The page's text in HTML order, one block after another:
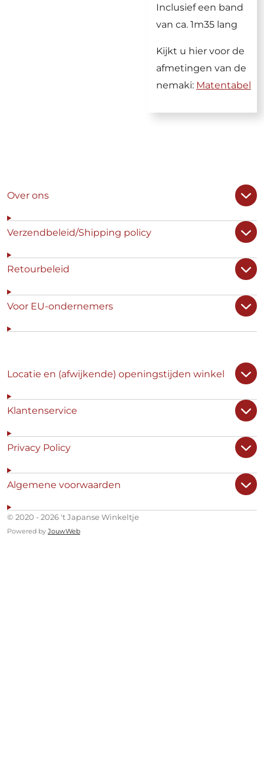
Inclusief een band
van ca. 1m35 lang
Kijkt u hier voor de
afmetingen van de
nemaki: Matentabel
Over ons
Verzendbeleid/Shipping policy
Retourbeleid
Voor EU-ondernemers
Locatie en (afwijkende) openingstijden winkel
Klantenservice
Privacy Policy
Algemene voorwaarden
© 2020 - 2026 't Japanse Winkeltje
Powered by JouwWeb